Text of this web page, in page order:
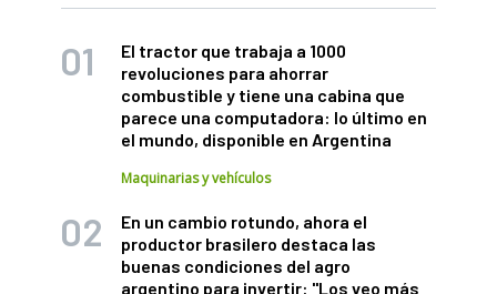
El tractor que trabaja a 1000
revoluciones para ahorrar
combustible y tiene una cabina que
parece una computadora: lo último en
el mundo, disponible en Argentina
Maquinarias y vehículos
En un cambio rotundo, ahora el
productor brasilero destaca las
buenas condiciones del agro
argentino para invertir: "Los veo más